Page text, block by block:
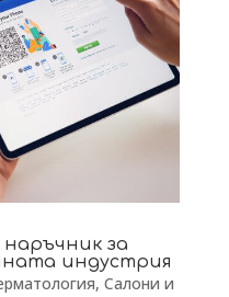
за
индустрия
, Салони и